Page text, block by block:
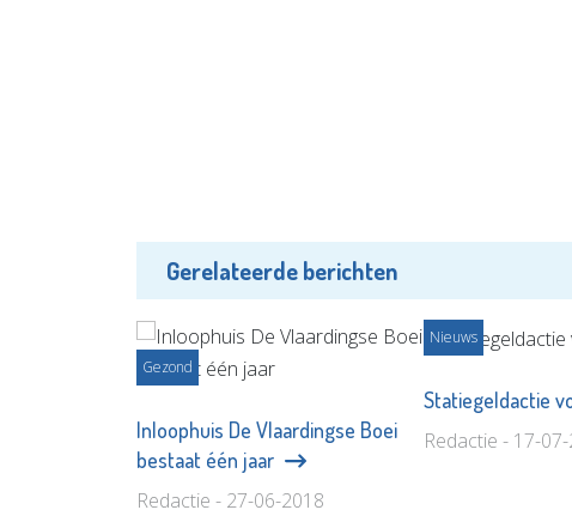
Gerelateerde berichten
Gezond
Inloophuis De Vlaardingse Boei
bestaat één jaar
Redactie - 27-06-2018
Nieuws
Statiegeldactie
Redactie - 17-